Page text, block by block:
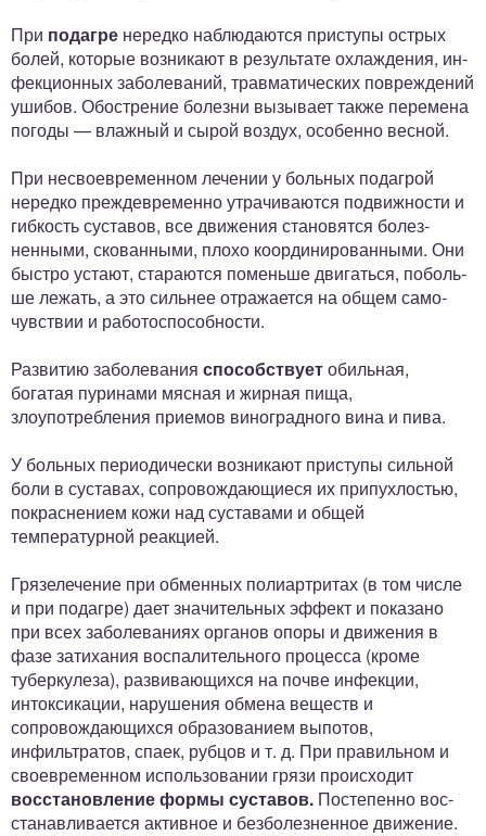
При подагре нередко наблюдаются приступы острых
болей, которые возникают в результате охлаждения, ин­
фекционных заболеваний, травматических повреждений
ушибов. Обострение болезни вызывает также перемена
погоды — влажный и сырой воздух, особенно весной.
При несвоевременном лечении у больных подагрой
нередко преждевременно утрачиваются подвижности и
гибкость суставов, все движения становятся болез­
ненными, скованными, плохо координированными. Они
быстро устают, стараются поменьше двигаться, поболь­
ше лежать, а это сильнее отражается на общем само­
чувствии и работоспособности.
Развитию заболевания способствуетобильная,
богатая пуринами мясная и жирная пища,
злоупотребления приемов виноградного вина и пива.
У больных периодически возникают приступы сильной
боли в суставах, сопровождающиеся их припухлостью,
покраснением кожи над суставами и общей
температурной реакцией.
Грязелечение при обменных полиартритах (в том числе
и при подагре) дает значительных эффект и показано
при всех за­болеваниях органов опоры и движения в
фазе затиха­ния воспалительного процесса (кроме
туберкулеза), развивающихся на почве инфекции,
интоксикации, наруше­ния обмена веществ и
сопровождающихся образованием выпотов,
инфильтратов, спаек, рубцов и т. д. При пра­вильном и
своевременном использовании грязи проис­ходит
восстановление формы суставов. Постепенно вос­
станавливается активное и безболезненное движение.